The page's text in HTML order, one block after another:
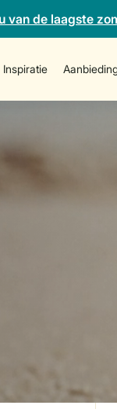
van de laagste
Inspiratie